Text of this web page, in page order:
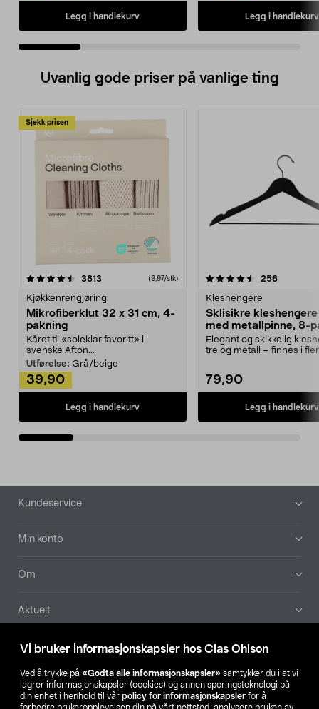
Vi bruker informasjonskapsler hos Clas Ohlson
Ved å trykke på «Godta alle informasjonskapsler» samtykker du i at vi
lagrer informasjonskapsler (cookies) og annen sporingsteknologi på
din enhet i henhold til vår policy for informasjonskapsler for å
Legg i handlekurv Legg i handlekurv
Uvanlig gode priser på vanlige ting
Sjekk prisen
3813 anmeldelser(9,97/stk)
Kjøkkenrengjøring
Mikrofiberklut 32 x 31 cm, 4-
pakning
Kåret til «soleklar favoritt» i
svenske Afton...
Utførelse: Grå/beige
39,90
Legg i handlekurv
4.5av 5 stjerner 256
Kleshengere
Sklisikre
med metallpinne, 8-
Elegant og skikkelig
tre og metall – finnes i
79,90
Legg i handlekurv
4.5av 5 stjerner
Bunntekst
Kundeservice
Min konto
Om
Aktuelt
Våre selskaper
Finn din butikk